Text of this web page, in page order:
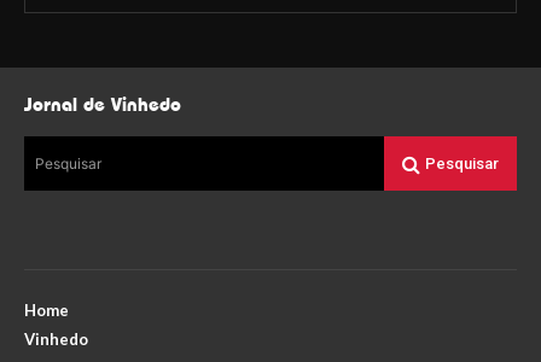
Jornal de Vinhedo
Pesquisar Pesquisar
Home
Vinhedo